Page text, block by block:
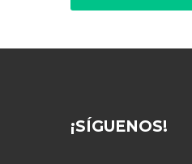
¡SÍGUENOS!